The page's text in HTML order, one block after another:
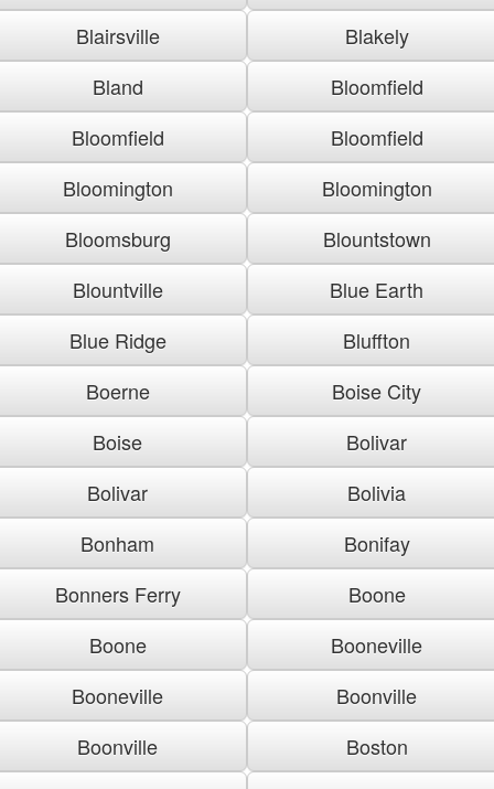
Blairsville
Blakely
Bland
Bloomfield
Bloomfield
Bloomfield
Bloomington
Bloomington
Bloomsburg
Blountstown
Blountville
Blue Earth
Blue Ridge
Bluffton
Boerne
Boise City
Boise
Bolivar
Bolivar
Bolivia
Bonham
Bonifay
Bonners Ferry
Boone
Boone
Booneville
Booneville
Boonville
Boonville
Boston